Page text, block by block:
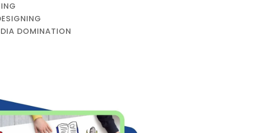
DOMINATION